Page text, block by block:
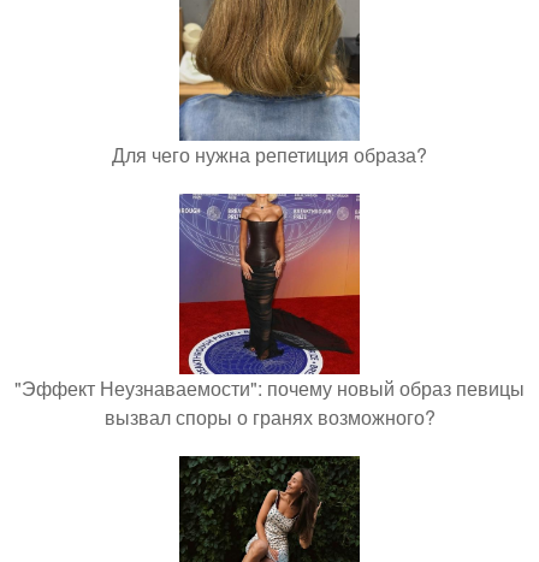
Для чего нужна репетиция образа?
"Эффект Неузнаваемости": почему новый образ певицы
вызвал споры о гранях возможного?